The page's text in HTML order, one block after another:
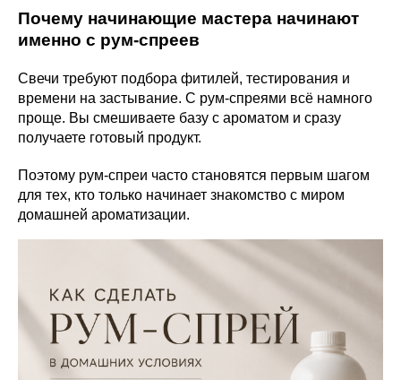
Почему начинающие мастера начинают
именно с рум-спреев
Свечи требуют подбора фитилей, тестирования и
времени на застывание. С рум-спреями всё намного
проще. Вы смешиваете базу с ароматом и сразу
получаете готовый продукт.
Поэтому рум-спреи часто становятся первым шагом
для тех, кто только начинает знакомство с миром
домашней ароматизации.